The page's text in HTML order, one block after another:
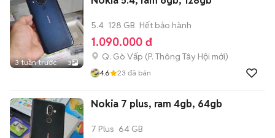
3 tuần trước 3
5.4 128 GB Hết bảo hành
1.090.000 đ
Q. Gò Vấp (P. Thông Tây Hội mới)
4.6 23 đã bán
Nokia 7 plus, ram 4gb, 64gb
7 Plus 64 GB